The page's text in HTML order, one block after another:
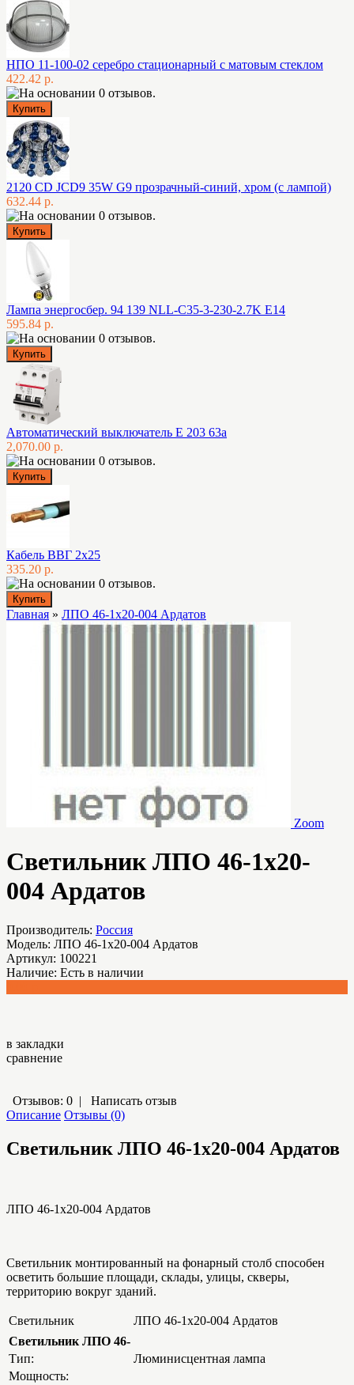
НПО 11-100-02 серебро стационарный с матовым стеклом
422.42 р.
2120 CD JCD9 35W G9 прозрачный-синий, хром (с лампой)
632.44 р.
Лампа энергосбер. 94 139 NLL-C35-3-230-2.7K E14
595.84 р.
Автоматический выключатель E 203 63а
2,070.00 р.
Кабель ВВГ 2х25
335.20 р.
Главная » ЛПО 46-1х20-004 Ардатов
Zoom
Светильник ЛПО 46-1х20-
004 Ардатов
Производитель: Россия
Модель: ЛПО 46-1х20-004 Ардатов
Артикул: 100221
Наличие: Есть в наличии
в закладки
сравнение
Отзывов: 0 | Написать отзыв
Описание Отзывы (0)
Светильник ЛПО 46-1х20-004 Ардатов
ЛПО 46-1х20-004 Ардатов
Светильник монтированный на фонарный столб способен
осветить большие площади, склады, улицы, скверы,
территорию вокруг зданий.
Светильник
ЛПО 46-1х20-004 Ардатов
Светильник ЛПО 46-
Тип:
Люминисцентная лампа
Мощность: